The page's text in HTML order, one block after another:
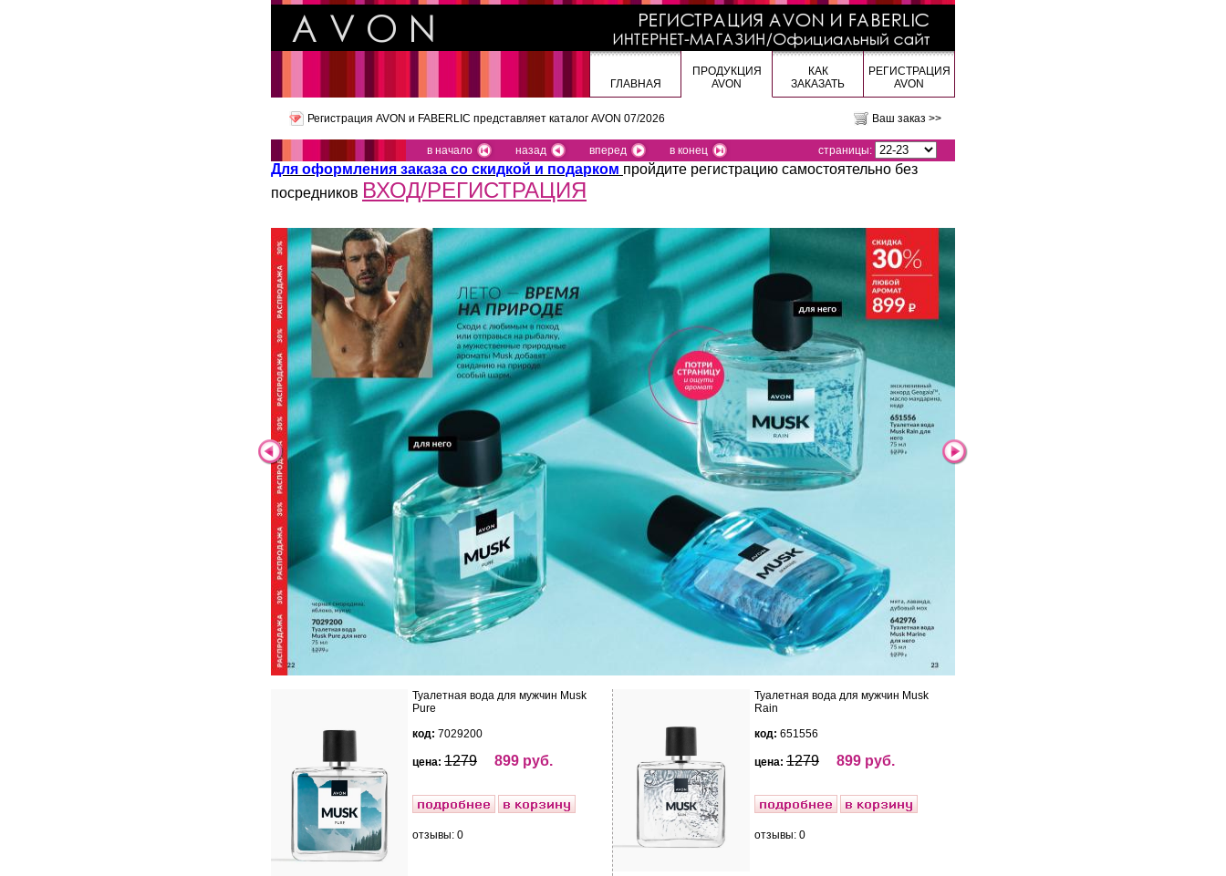
ГЛАВНАЯ
ПРОДУКЦИЯ
AVON
КАК
ЗАКАЗАТЬ
РЕГИСТРАЦИЯ
AVON
Регистрация AVON и FABERLIC представляет каталог AVON 07/2026 Ваш заказ >>
в начало назад вперед в конец страницы:
Для оформления заказа со скидкой и подарком пройдите регистрацию самостоятельно без
посредников ВХОД/РЕГИСТРАЦИЯ
Туалетная вода для мужчин Musk
Pure
код: 7029200
цена: 1279 899 руб.
отзывы: 0
Туалетная вода для мужчин Musk
Rain
код: 651556
цена: 1279 899 руб.
отзывы: 0